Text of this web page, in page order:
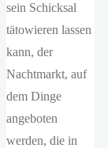
sein Schicksal
tätowieren lassen
kann, der
Nachtmarkt, auf
dem Dinge
angeboten
werden, die in